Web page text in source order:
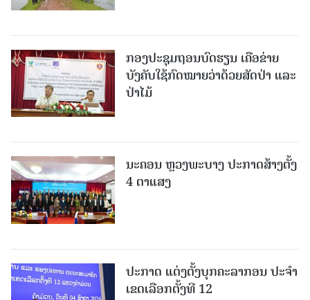
ກອງປະຊຸມຖອນບົດຮຽນ ເຄືອຂ່າຍ
ບັງຄັບໃຊ້ກົດໝາຍວ່າດ້ວຍສັດປ່າ ແລະ
ປ່າໄມ້
ນະຄອນ ຫຼວງພະບາງ ປະ​ກາດ​ສ້າງ​ຕັ້ງ
4 ຕາແສງ
ປະກາດ ແຕ່ງຕັ້ງບຸກຄະລາກອນ ປະຈໍາ
ເຂດເລືອກຕັ້ງທີ 12